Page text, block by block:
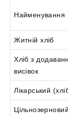
Найменування
Житній хліб
Хліб з
висівок
Лікарський
Цільнозерновий